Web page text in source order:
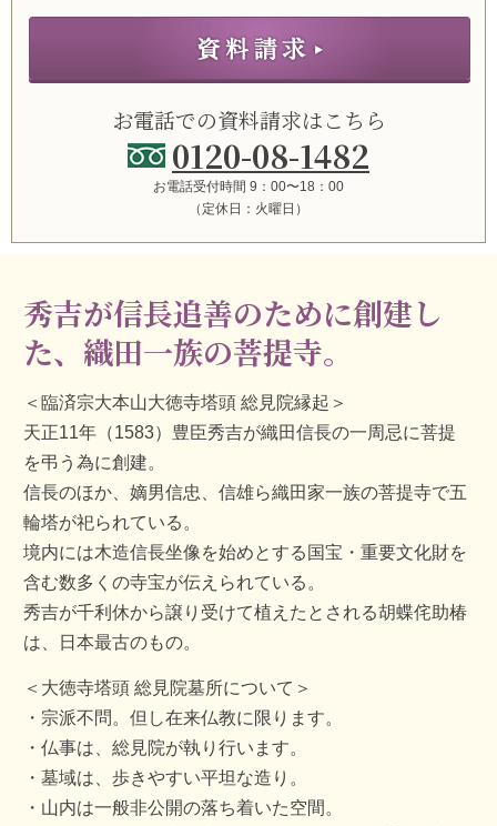
お電話での資料請求はこちら
0120-08-1482
お電話受付時間 9：00〜18：00
（定休日：火曜日）
秀吉が信長追善のために創建し
た、織田一族の菩提寺。
＜臨済宗大本山大徳寺塔頭 総見院縁起＞
天正11年（1583）豊臣秀吉が織田信長の一周忌に菩提
を弔う為に創建。
信長のほか、嫡男信忠、信雄ら織田家一族の菩提寺で五
輪塔が祀られている。
境内には木造信長坐像を始めとする国宝・重要文化財を
含む数多くの寺宝が伝えられている。
秀吉が千利休から譲り受けて植えたとされる胡蝶侘助椿
は、日本最古のもの。
＜大徳寺塔頭 総見院墓所について＞
宗派不問。但し在来仏教に限ります。
仏事は、総見院が執り行います。
墓域は、歩きやすい平坦な造り。
山内は一般非公開の落ち着いた空間。